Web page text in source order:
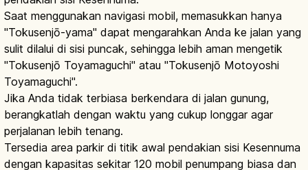
Saat menggunakan navigasi mobil, memasukkan hanya
"Tokusenjō-yama" dapat mengarahkan Anda ke jalan yang
sulit dilalui di sisi puncak, sehingga lebih aman mengetik
"Tokusenjō Toyamaguchi" atau "Tokusenjō Motoyoshi
Toyamaguchi".
Jika Anda tidak terbiasa berkendara di jalan gunung,
berangkatlah dengan waktu yang cukup longgar agar
perjalanan lebih tenang.
Tersedia area parkir di titik awal pendakian sisi Kesennuma
dengan kapasitas sekitar 120 mobil penumpang biasa dan